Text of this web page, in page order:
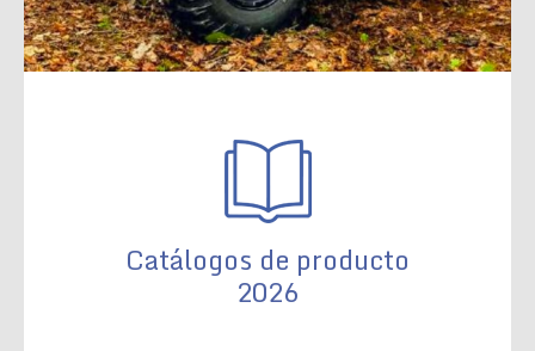
Catálogos de producto
2026